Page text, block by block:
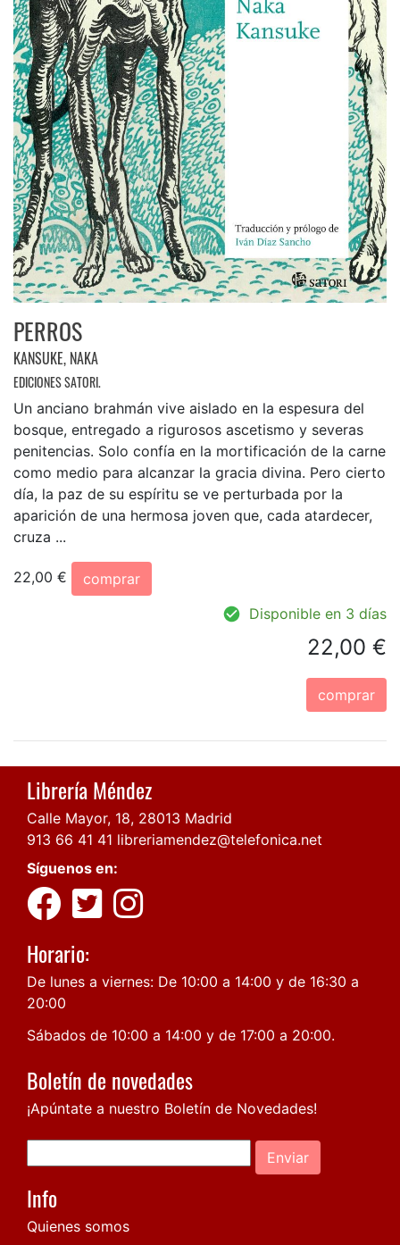
PERROS
KANSUKE, NAKA
EDICIONES SATORI.
Un anciano brahmán vive aislado en la espesura del
bosque, entregado a rigurosos ascetismo y severas
penitencias. Solo confía en la mortificación de la carne
como medio para alcanzar la gracia divina. Pero cierto
día, la paz de su espíritu se ve perturbada por la
aparición de una hermosa joven que, cada atardecer,
cruza ...
22,00 €
comprar
Disponible en 3 días
22,00 €
comprar
Librería Méndez
Calle Mayor, 18, 28013 Madrid
913 66 41 41 libreriamendez@telefonica.net
Síguenos en:
Horario:
De lunes a viernes: De 10:00 a 14:00 y de 16:30 a
20:00
Sábados de 10:00 a 14:00 y de 17:00 a 20:00.
Boletín de novedades
¡Apúntate a nuestro Boletín de Novedades!
Enviar
Info
Quienes somos